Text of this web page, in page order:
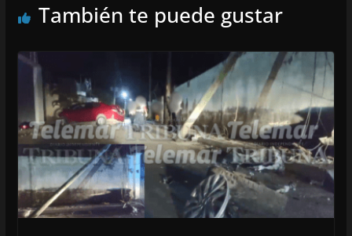
También te puede gustar